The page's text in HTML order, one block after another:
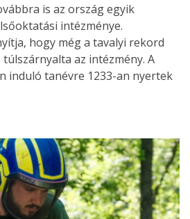
is az ország egyik
intézménye.
hogy még a tavalyi rekord
az intézmény. A
induló tanévre 1233-an nyertek